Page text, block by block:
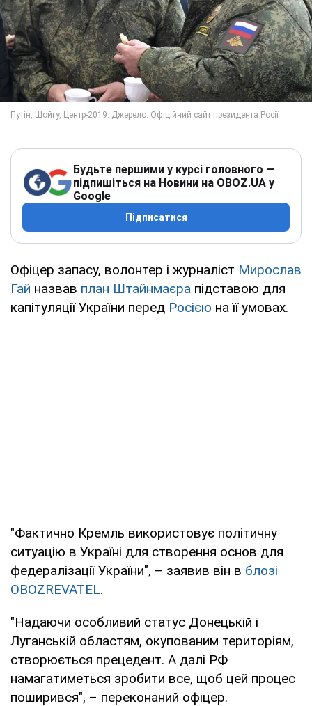
Будьте першими у курсі головного —
підпишіться на Новини на OBOZ.UA у
Google
Підписатися
Офіцер запасу, волонтер і журналіст Мирослав
Гай назвав план Штайнмаєра підставою для
капітуляції України перед Росією на її умовах.
"Фактично Кремль використовує політичну
ситуацію в Україні для створення основ для
федералізації України", – заявив він в блозі
OBOZREVATEL.
"Надаючи особливий статус Донецькій і
Луганській областям, окупованим територіям,
створюється прецедент. А далі РФ
намагатиметься зробити все, щоб цей процес
поширився", – переконаний офіцер.